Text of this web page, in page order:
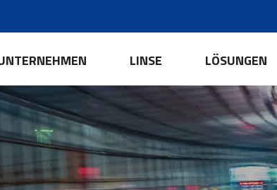
LINSE LÖSUNGEN